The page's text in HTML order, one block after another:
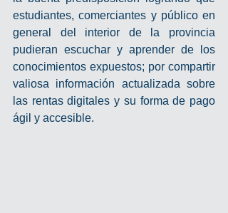
estudiantes, comerciantes y público en
general del interior de la provincia
pudieran escuchar y aprender de los
conocimientos expuestos; por compartir
valiosa información actualizada sobre
las rentas digitales y su forma de pago
ágil y accesible.